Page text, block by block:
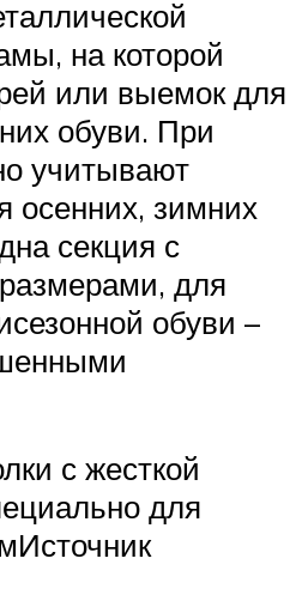
на которой
или выемок для
обуви. При
учитывают
осенних, зимних
секция с
для
обуви –
с жесткой
для